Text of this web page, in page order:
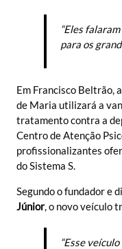
“Eles
para os
Em Francisco Beltrão,
de Maria utilizará a
tratamento contra a
Centro de Atenção
profissionalizantes
do Sistema S.
Segundo o fundador e
Júnior, o novo veículo
“Esse